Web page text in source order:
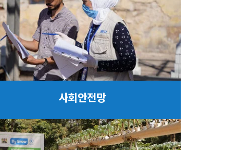
사회안전망